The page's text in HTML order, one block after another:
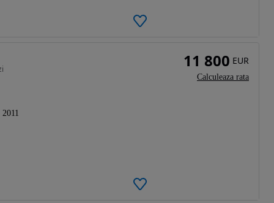
2011
11 800 EUR
Calculeaza rata